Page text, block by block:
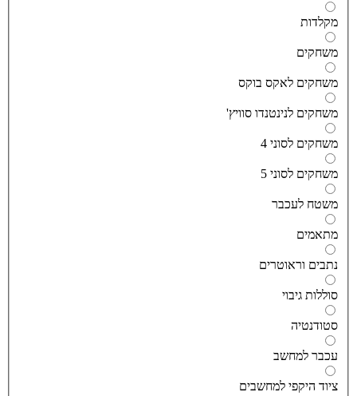
לאקס בוקס
לנינטנדו סוויץ'
לסוני 4
לסוני 5
לעכבר
וראוטרים
גיבוי
למחשב
היקפי למחשבים